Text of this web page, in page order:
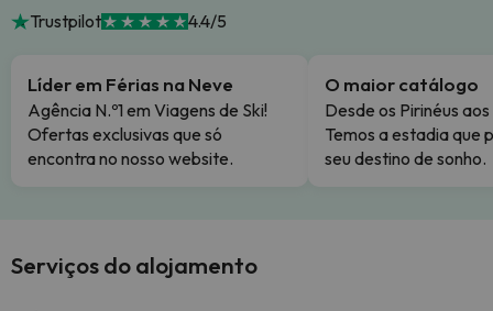
Trustpilot 4.4/5
Líder em Férias na Neve
Agência N.º1 em Viagens de Ski!
Ofertas exclusivas que só
encontra no nosso website.
O maior catálogo
Desde os Pirinéus
Temos a estadia que
seu destino de sonho.
Serviços do alojamento